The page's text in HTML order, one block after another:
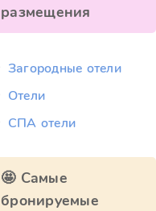
размещения
Загородные отели
Отели
СПА отели
🤩 Самые
бронируемые